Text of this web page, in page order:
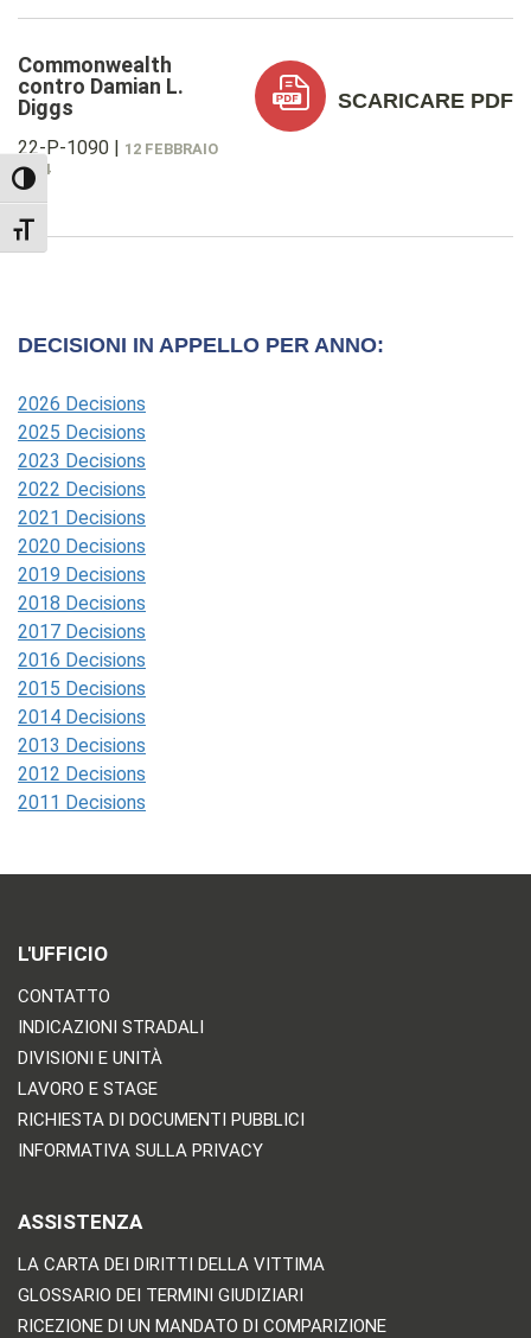
TOGGLE HIGH CONTRAST
TOGGLE FONT SIZE
Commonwealth
contro Damian L.
Diggs
22-P-1090 | 12 FEBBRAIO
2024
SCARICARE PDF
DECISIONI IN APPELLO PER ANNO:
2026 Decisions
2025 Decisions
2023 Decisions
2022 Decisions
2021 Decisions
2020 Decisions
2019 Decisions
2018 Decisions
2017 Decisions
2016 Decisions
2015 Decisions
2014 Decisions
2013 Decisions
2012 Decisions
2011 Decisions
L'UFFICIO
CONTATTO
INDICAZIONI STRADALI
DIVISIONI E UNITÀ
LAVORO E STAGE
RICHIESTA DI DOCUMENTI PUBBLICI
INFORMATIVA SULLA PRIVACY
ASSISTENZA
LA CARTA DEI DIRITTI DELLA VITTIMA
GLOSSARIO DEI TERMINI GIUDIZIARI
RICEZIONE DI UN MANDATO DI COMPARIZIONE